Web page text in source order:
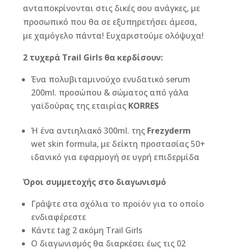
ανταποκρίνονται στις δικές σου ανάγκες, με
προσωπικό που θα σε εξυπηρετήσει άμεσα,
με χαμόγελο πάντα! Ευχαριστούμε ολόψυχα!
2 τυχερά Trail Girls θα κερδίσουν:
Ένα πολυβιταμινούχο ενυδατικό serum
200ml. προσώπου & σώματος από γάλα
γαϊδούρας της εταιρίας KORRES
Ή ένα αντιηλιακό 300ml. της Frezyderm
wet skin formula, με δείκτη προστασίας 50+
ιδανικό για εφαρμογή σε υγρή επιδερμίδα
Όροι συμμετοχής στο διαγωνισμό
Γράψτε στα σχόλια το προϊόν για το οποίο
ενδιαφέρεστε
Κάντε tag 2 ακόμη Trail Girls
Ο διαγωνισμός θα διαρκέσει έως τις 02